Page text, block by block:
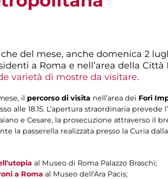
del mese, anche domenica 2
a Roma e nell’area della
varietà di mostre da visitare.
il percorso di visita nell’area dei Fori
alle 18.15. L’apertura straordinaria
e Cesare, la prosecuzione attraverso il
la passerella realizzata presso la Curia
al Museo di Roma Palazzo Braschi;
a Roma al Museo dell'Ara Pacis;